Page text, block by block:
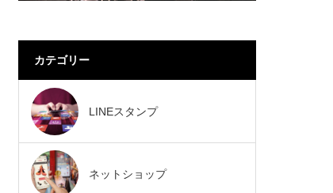
カテゴリー
LINEスタンプ
ネットショップ